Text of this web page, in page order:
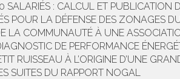
SALARIÉS : CALCUL ET PUBLICATION
POUR LA DÉFENSE DES ZONAGES
LA COMMUNAUTÉ À UNE
DE PERFORMANCE
RUISSEAU À L’ORIGINE D’UNE
SUITES DU RAPPORT NOGAL